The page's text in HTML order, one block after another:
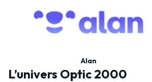
Alan
L’univers Optic 2000